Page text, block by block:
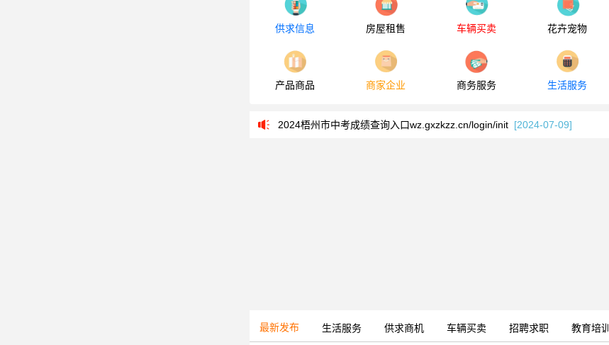
供求信息 房屋租售 车辆买卖 花卉宠物
产品商品 商家企业 商务服务 生活服务
梧州学院教务系统登录210.36.201.12/jwglxt[2025-02-26]
2024梧州市中考成绩查询入口wz.gxzkzz.cn/login/init [2024-07-09]
最新发布 生活服务 供求商机 车辆买卖 招聘求职 教育培训